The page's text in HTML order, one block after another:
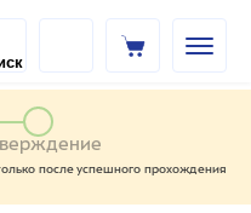
после успешного прохождения